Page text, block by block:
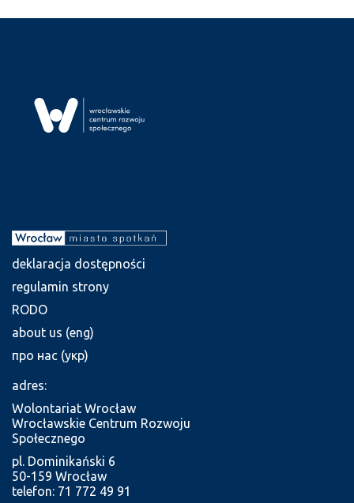
deklaracja dostępności
regulamin strony
RODO
about us (eng)
про нас (укр)
adres:
Wolontariat Wrocław
Wrocławskie Centrum Rozwoju
Społecznego
pl. Dominikański 6
50-159 Wrocław
telefon: 71 772 49 91